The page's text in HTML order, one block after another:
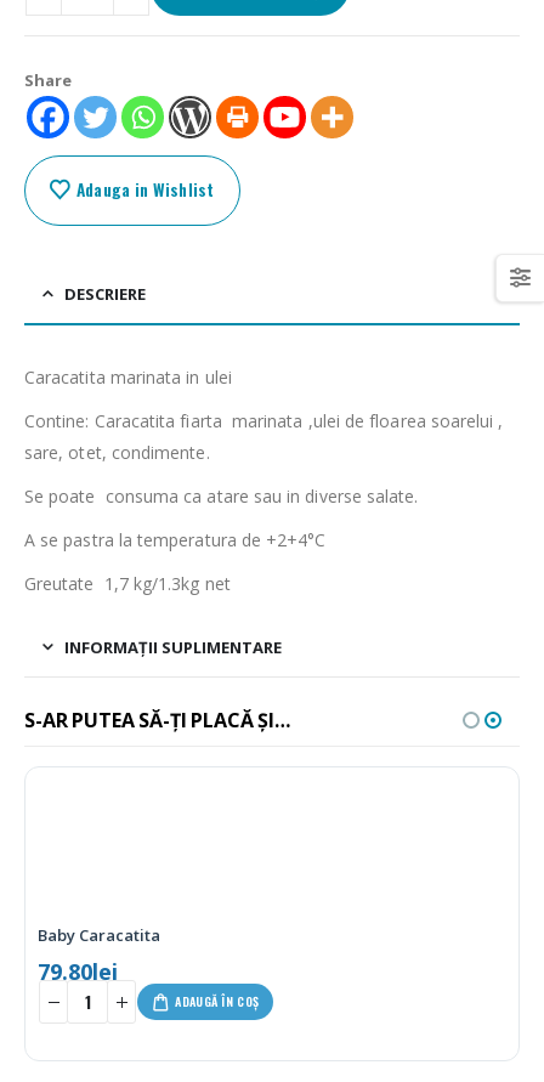
Share
Adauga in Wishlist
DESCRIERE
Caracatita marinata in ulei
Contine: Caracatita fiarta marinata ,ulei de floarea soarelui ,
sare, otet, condimente.
Se poate consuma ca atare sau in diverse salate.
A se pastra la temperatura de +2+4°C
Greutate 1,7 kg/1.3kg net
INFORMAȚII SUPLIMENTARE
S-AR PUTEA SĂ-ȚI PLACĂ ȘI…
Baby Caracatita
79.80lei
ADAUGĂ ÎN COȘ